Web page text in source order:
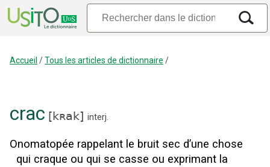
Accueil /Tous les articles de dictionnaire /
crac [kʀak] interj.
Onomatopée rappelant le bruit sec d’une chose
qui craque ou qui se casse ou exprimant la